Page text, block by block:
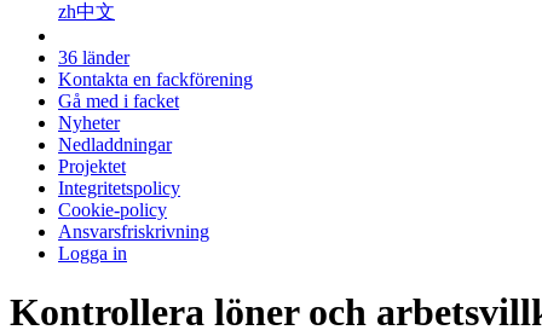
zh中文
36 länder
Kontakta en fackförening
Gå med i facket
Nyheter
Nedladdningar
Projektet
Integritetspolicy
Cookie-policy
Ansvarsfriskrivning
Logga in
Kontrollera löner och